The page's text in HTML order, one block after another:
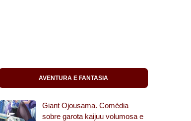
AVENTURA E FANTASIA
Giant Ojousama. Comédia
sobre garota kaijuu volumosa e